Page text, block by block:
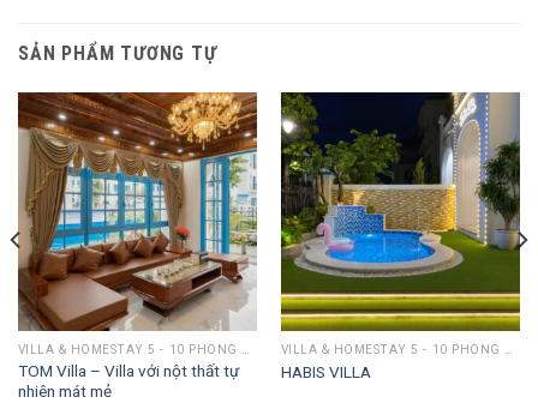
SẢN PHẨM TƯƠNG TỰ
VILLA & HOMESTAY 5 - 10 PHÒNG NGỦ
TOM Villa – Villa với nột thất tự
nhiên mát mẻ
VILLA & HOMESTAY 5 - 10 PHÒNG NGỦ
HABIS VILLA